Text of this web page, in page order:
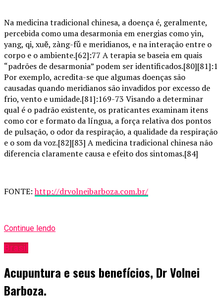
Na medicina tradicional chinesa, a doença é, geralmente,
percebida como uma desarmonia em energias como yin,
yang, qi, xuĕ, zàng-fǔ e meridianos, e na interação entre o
corpo e o ambiente.[62]:77 A terapia se baseia em quais
“padrões de desarmonia” podem ser identificados.[80][81]:1
Por exemplo, acredita-se que algumas doenças são
causadas quando meridianos são invadidos por excesso de
frio, vento e umidade.[81]:169-73 Visando a determinar
qual é o padrão existente, os praticantes examinam itens
como cor e formato da língua, a força relativa dos pontos
de pulsação, o odor da respiração, a qualidade da respiração
e o som da voz.[82][83] A medicina tradicional chinesa não
diferencia claramente causa e efeito dos sintomas.[84]
FONTE:http://drvolneibarboza.com.br/
Continue lendo
Brasil
Acupuntura e seus benefícios, Dr Volnei
Barboza.